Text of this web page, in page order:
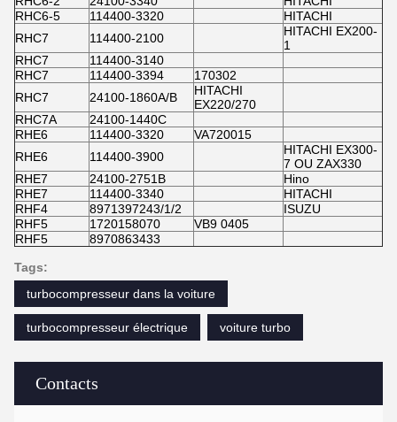
Contacts
RHC6-5
114400-3320
HITACHI
RHC7
114400-2100
HITACHI EX200-
1
RHC7
114400-3140
RHC7
114400-3394
170302
RHC7
24100-1860A/B
HITACHI
EX220/270
RHC7A
24100-1440C
RHE6
114400-3320
VA720015
RHE6
114400-3900
HITACHI EX300-
7 OU ZAX330
RHE7
24100-2751B
Hino
RHE7
114400-3340
HITACHI
RHF4
8971397243/1/2
ISUZU
RHF5
1720158070
VB9 0405
RHF5
8970863433
Tags:
turbocompresseur dans la voiture
turbocompresseur électrique voiture turbo